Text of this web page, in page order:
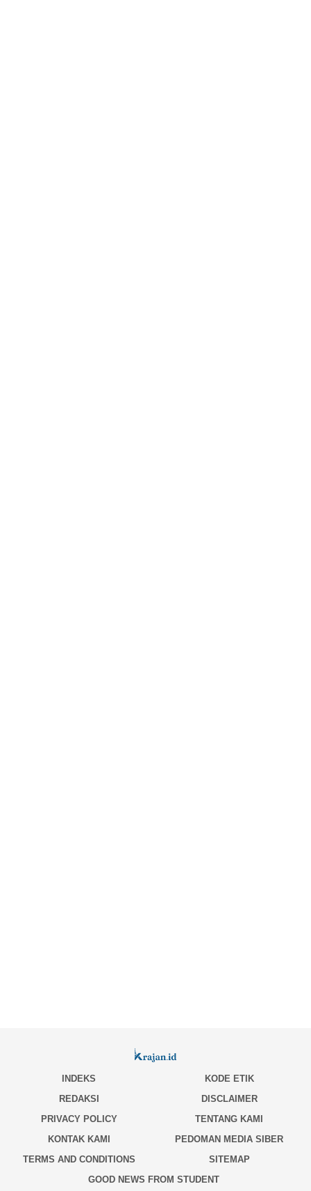
INDEKS
KODE ETIK
REDAKSI
DISCLAIMER
PRIVACY POLICY
TENTANG KAMI
KONTAK KAMI
PEDOMAN MEDIA SIBER
TERMS AND CONDITIONS
SITEMAP
GOOD NEWS FROM STUDENT